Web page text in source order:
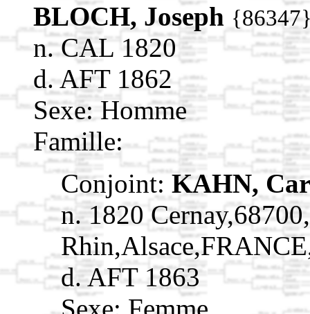
BLOCH, Joseph
n. CAL 1820
d. AFT 1862
Sexe: Homme
Famille:
Conjoint: KAHN,
n. 1820
d. AFT 1863
Sexe: Femme